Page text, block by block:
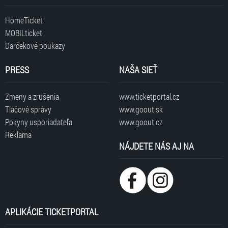
HomeTicket
MOBILticket
Darčekové poukazy
PRESS
Zmeny a zrušenia
Tlačové správy
Pokyny usporiadateľa
Reklama
NAŠA SIEŤ
www.ticketportal.cz
www.goout.sk
www.goout.cz
NÁJDETE NÁS AJ NA
APLIKÁCIE TICKETPORTAL